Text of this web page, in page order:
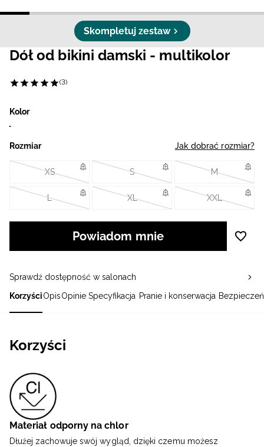
Skompletuj zestaw
KorzyściOpisOpinie Specyfikacja Pranie i konserwacja
Korzyści
Materiał odporny na chlor
Dłużej zachowuje swój wygląd, dzięki czemu możesz
Dół od bikini damski - multikolor
(3)
Kolor
Rozmiar Jak dobrać rozmiar?
XS S M
L XL XXL
Powiadom mnie
Sprawdź dostępność w salonach